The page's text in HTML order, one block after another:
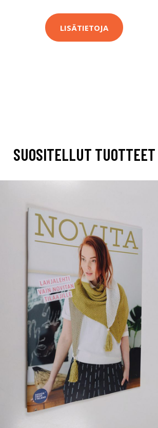
LISÄTIETOJA
SUOSITELLUT TUOTTEET